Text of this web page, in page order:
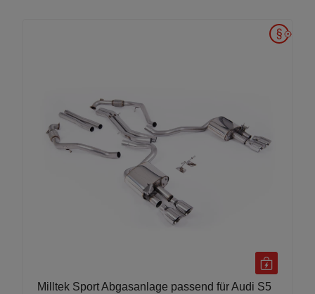
Milltek Sport Abgasanlage passend für Audi S5